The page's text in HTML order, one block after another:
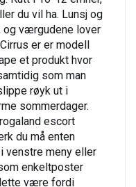
du vil ha. Lunsj og
og værgudene lover
er er modell
et produkt hvor
som man
røyk ut i
sommerdager.
escort
du må enten
venstre meny eller
enkeltposter
være fordi